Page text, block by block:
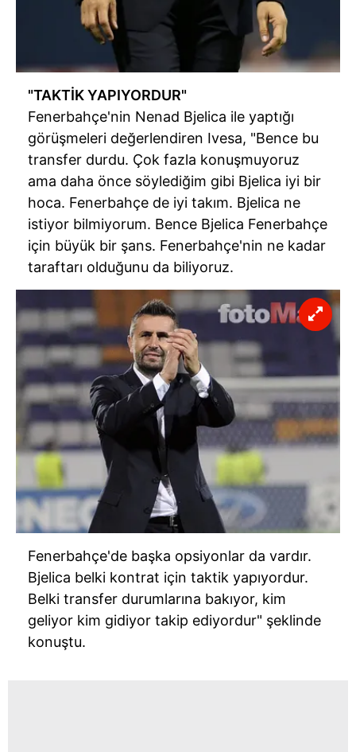
"TAKTİK YAPIYORDUR"
Fenerbahçe'nin Nenad Bjelica ile yaptığı
görüşmeleri değerlendiren Ivesa, "Bence bu
transfer durdu. Çok fazla konuşmuyoruz
ama daha önce söylediğim gibi Bjelica iyi bir
hoca. Fenerbahçe de iyi takım. Bjelica ne
istiyor bilmiyorum. Bence Bjelica Fenerbahçe
için büyük bir şans. Fenerbahçe'nin ne kadar
taraftarı olduğunu da biliyoruz.
Fenerbahçe'de başka opsiyonlar da vardır.
Bjelica belki kontrat için taktik yapıyordur.
Belki transfer durumlarına bakıyor, kim
geliyor kim gidiyor takip ediyordur" şeklinde
konuştu.